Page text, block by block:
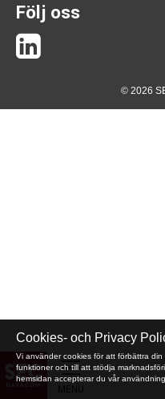
Följ oss
© 2026
Cookies- och Privacy
Vi använder cookies för att förbättra
funktioner och till att stödja
hemsidan accepterar du vår